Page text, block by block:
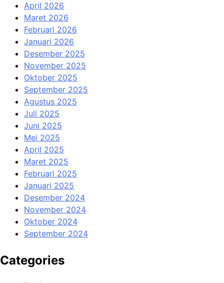
April 2026
Maret 2026
Februari 2026
Januari 2026
Desember 2025
November 2025
Oktober 2025
September 2025
Agustus 2025
Juli 2025
Juni 2025
Mei 2025
April 2025
Maret 2025
Februari 2025
Januari 2025
Desember 2024
November 2024
Oktober 2024
September 2024
Categories